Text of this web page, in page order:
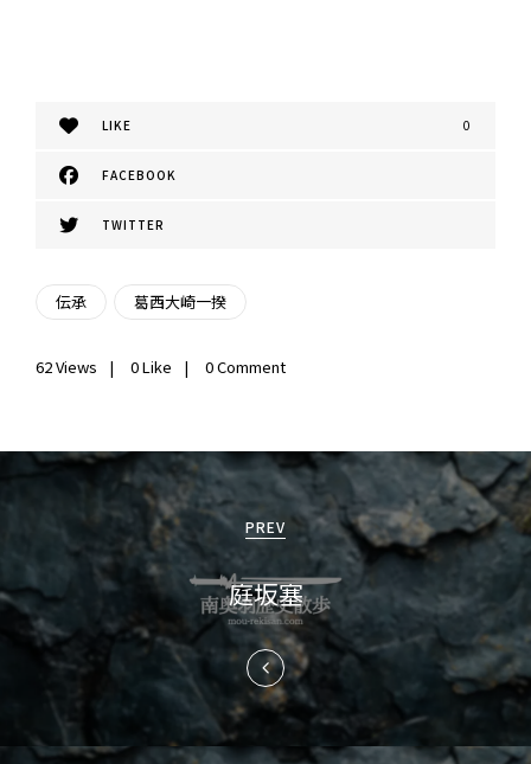
LIKE 0
FACEBOOK
TWITTER
伝承 葛西大崎一揆
62Views 0Like 0 Comment
投
ナ
ビ
PREV
庭坂塞